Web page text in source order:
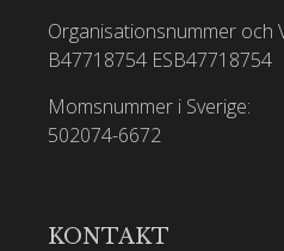
Organisationsnummer och
B47718754 ESB47718754
Momsnummer i Sverige:
502074-6672
KONTAKT